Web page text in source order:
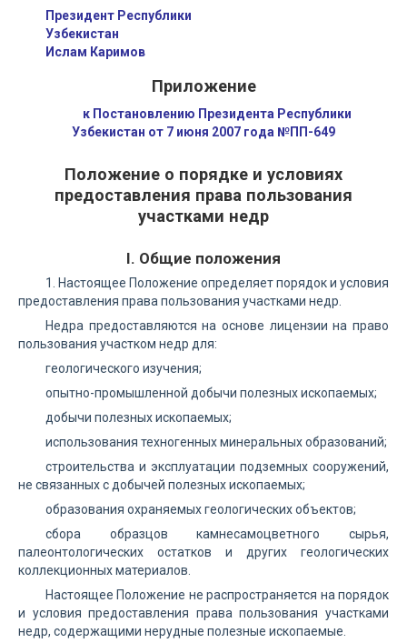
Президент Республики
Узбекистан
Ислам Каримов
Приложение
к Постановлению Президента Республики
Узбекистан от 7 июня 2007 года №ПП-649
Положение о порядке и условиях
предоставления права пользования
участками недр
I. Общие положения
1. Настоящее Положение определяет порядок и условия
предоставления права пользования участками недр.
Недра предоставляются на основе лицензии на право
пользования участком недр для:
геологического изучения;
опытно-промышленной добычи полезных ископаемых;
добычи полезных ископаемых;
использования техногенных минеральных образований;
строительства и эксплуатации подземных сооружений,
не связанных с добычей полезных ископаемых;
образования охраняемых геологических объектов;
сбора образцов камнесамоцветного сырья,
палеонтологических остатков и других геологических
коллекционных материалов.
Настоящее Положение не распространяется на порядок
и условия предоставления права пользования участками
недр, содержащими нерудные полезные ископаемые.